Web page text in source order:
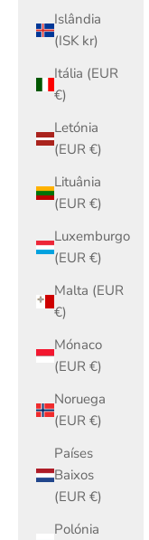
Islândia
(ISK kr)
Itália (EUR
€)
Letónia
(EUR €)
Lituânia
(EUR €)
Luxemburgo
(EUR €)
Malta (EUR
€)
Mónaco
(EUR €)
Noruega
(EUR €)
Países
Baixos
(EUR €)
Polónia